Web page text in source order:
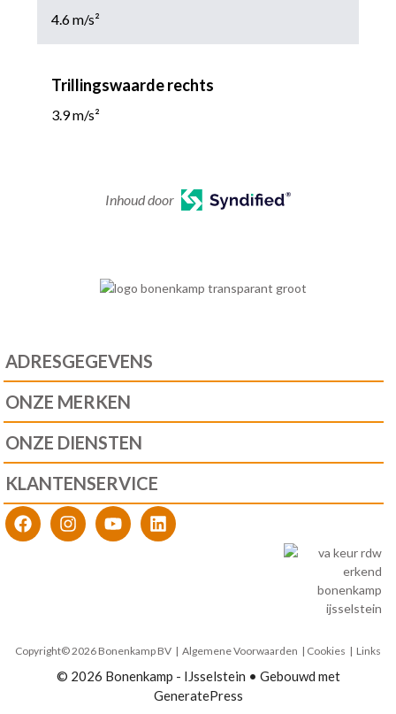
4.6 m/s²
Trillingswaarde rechts
3.9 m/s²
Inhoud door
ADRESGEGEVENS
ONZE MERKEN
ONZE DIENSTEN
KLANTENSERVICE
Copyright© 2026 Bonenkamp BV | Algemene Voorwaarden | Cookies | Links
© 2026 Bonenkamp - IJsselstein • Gebouwd met
GeneratePress